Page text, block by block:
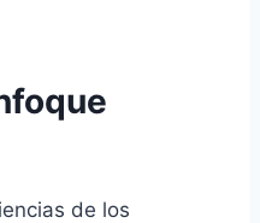
de los